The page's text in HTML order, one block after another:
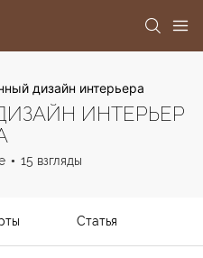
дизайн интерьера
ИНТЕРЬЕР
15 взгляды
Статья